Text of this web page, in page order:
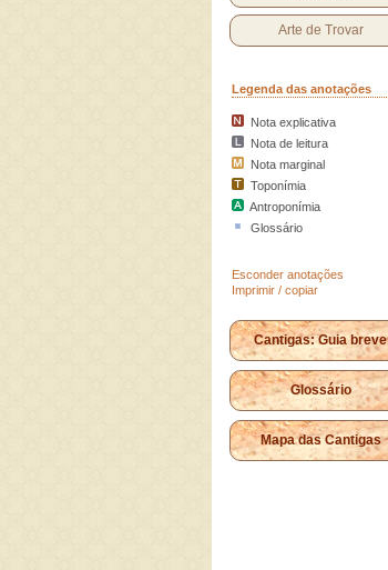
Arte de Trovar
Legenda das anotações
Nota explicativa
Nota de leitura
Nota marginal
Toponímia
Antroponímia
Glossário
Esconder anotações
Imprimir / copiar
Cantigas: Guia breve
Glossário
Mapa das Cantigas